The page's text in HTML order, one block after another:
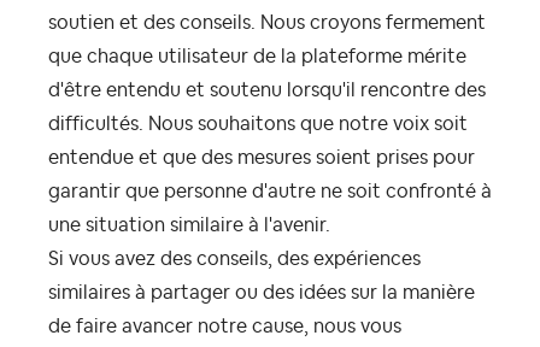
soutien et des conseils. Nous croyons fermement
que chaque utilisateur de la plateforme mérite
d'être entendu et soutenu lorsqu'il rencontre des
difficultés. Nous souhaitons que notre voix soit
entendue et que des mesures soient prises pour
garantir que personne d'autre ne soit confronté à
une situation similaire à l'avenir.
Si vous avez des conseils, des expériences
similaires à partager ou des idées sur la manière
de faire avancer notre cause, nous vous